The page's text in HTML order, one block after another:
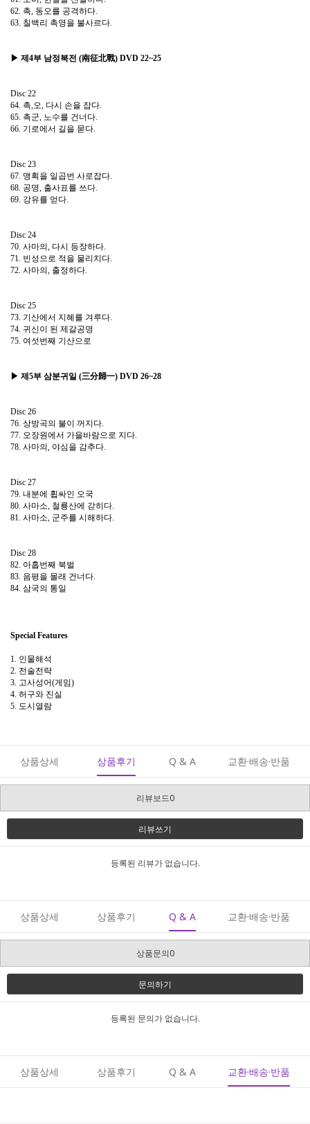
62. 촉, 동오를 공격하다.
63. 칠백리 촉영을 불사르다.
▶ 제4부 남정북전 (南征北戰) DVD 22~25
Disc 22
64. 촉,오, 다시 손을 잡다.
65. 촉군, 노수를 건너다.
66. 기로에서 길을 묻다.
Disc 23
67. 맹획을 일곱번 사로잡다.
68. 공명, 출사표를 쓰다.
69. 강유를 얻다.
Disc 24
70. 사마의, 다시 등장하다.
71. 빈성으로 적을 물리치다.
72. 사마의, 출정하다.
Disc 25
73. 기산에서 지혜를 겨루다.
74. 귀신이 된 제갈공명
75. 여섯번째 기산으로
▶ 제5부 삼분귀일 (三分歸一) DVD 26~28
Disc 26
76. 상방곡의 불이 꺼지다.
77. 오장원에서 가을바람으로 지다.
78. 사마의, 야심을 감추다.
Disc 27
79. 내분에 휩싸인 오국
80. 사마소, 철룡산에 갇히다.
81. 사마소, 군주를 시해하다.
Disc 28
82. 아홉번째 북벌
83. 음평을 몰래 건너다.
84. 삼국의 통일
Special Features
1. 인물해석
2. 전술전략
3. 고사성어(게임)
4. 허구와 진실
5. 도시열람
상품상세 상품후기 Q & A 교환·배송·반품
리뷰보드0
리뷰쓰기
등록된 리뷰가 없습니다.
상품상세 상품후기 Q & A 교환·배송·반품
상품문의0
문의하기
등록된 문의가 없습니다.
상품상세 상품후기 Q & A 교환·배송·반품